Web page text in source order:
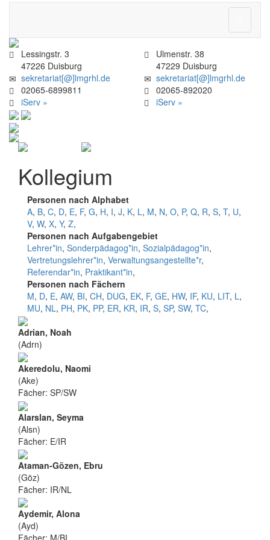
ein-/
Lessingstr. 3
47226 Duisburg
sekretariat[@]lmgrhl.de
02065-6899811
iServ »
Ulmenstr. 38
47229 Duisburg
sekretariat[@]lmgrhl.de
02065-892020
iServ »
Kollegium
Personen nach Alphabet
A, B, C, D, E, F, G, H, I, J, K, L, M, N, O, P, Q, R, S, T, U,
V, W, X, Y, Z,
Personen nach Aufgabengebiet
Lehrer*in, Sonderpädagog*in, Sozialpädagog*in,
Vertretungslehrer*in, Verwaltungsangestellte*r,
Referendar*in, Praktikant*in,
Personen nach Fächern
M, D, E, AW, BI, CH, DUG, EK, F, GE, HW, IF, KU, LIT, L,
MU, NL, PH, PK, PP, ER, KR, IR, S, SP, SW, TC,
Adrian, Noah
(Adrn)
Akeredolu, Naomi
(Ake)
Fächer: SP/SW
Alarslan, Seyma
(Alsn)
Fächer: E/IR
Ataman-Gözen, Ebru
(Göz)
Fächer: IR/NL
Aydemir, Alona
(Ayd)